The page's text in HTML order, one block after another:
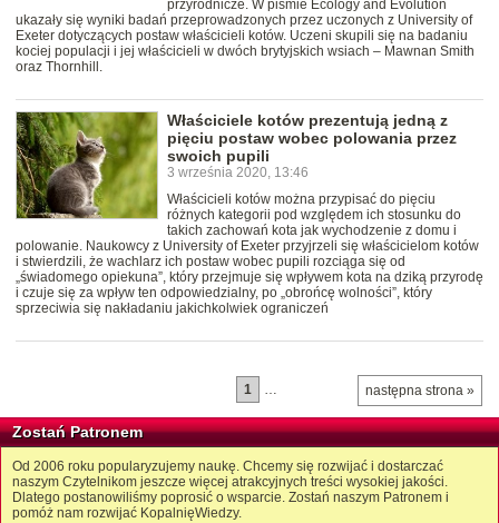
przyrodnicze. W piśmie Ecology and Evolution
ukazały się wyniki badań przeprowadzonych przez uczonych z University of
Exeter dotyczących postaw właścicieli kotów. Uczeni skupili się na badaniu
kociej populacji i jej właścicieli w dwóch brytyjskich wsiach – Mawnan Smith
oraz Thornhill.
Właściciele kotów prezentują jedną z
pięciu postaw wobec polowania przez
swoich pupili
3 września 2020, 13:46
Właścicieli kotów można przypisać do pięciu
różnych kategorii pod względem ich stosunku do
takich zachowań kota jak wychodzenie z domu i
polowanie. Naukowcy z University of Exeter przyjrzeli się właścicielom kotów
i stwierdzili, że wachlarz ich postaw wobec pupili rozciąga się od
„świadomego opiekuna”, który przejmuje się wpływem kota na dziką przyrodę
i czuje się za wpływ ten odpowiedzialny, po „obrońcę wolności”, który
sprzeciwia się nakładaniu jakichkolwiek ograniczeń
następna strona »
1 …
Zostań Patronem
Od 2006 roku popularyzujemy naukę. Chcemy się rozwijać i dostarczać
naszym Czytelnikom jeszcze więcej atrakcyjnych treści wysokiej jakości.
Dlatego postanowiliśmy poprosić o wsparcie. Zostań naszym Patronem i
pomóż nam rozwijać KopalnięWiedzy.